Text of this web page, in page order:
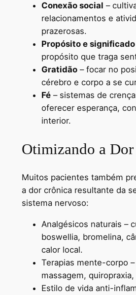
Conexão social –
relacionamentos e
prazerosas.
Propósito e significado
propósito que traga
Gratidão– focar no
cérebro e corpo a se
Fé– sistemas de
oferecer esperança,
interior.
Otimizando a
Muitos pacientes também
a dor crônica resultante da
sistema nervoso:
Analgésicos naturais –
boswellia, bromelina,
calor local.
Terapias mente-corpo
massagem,
Estilo de vida anti-